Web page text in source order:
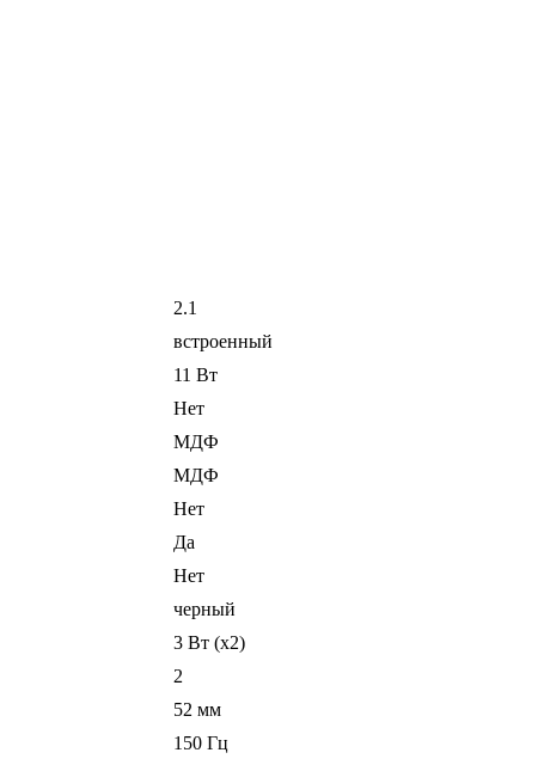
2.1
встроенный
11 Вт
Нет
МДФ
МДФ
Нет
Да
Нет
черный
3 Вт (x2)
2
52 мм
150 Гц